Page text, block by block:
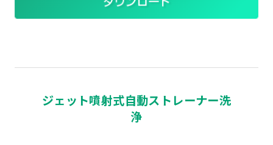
ジェット噴射式自動ストレーナー洗
浄